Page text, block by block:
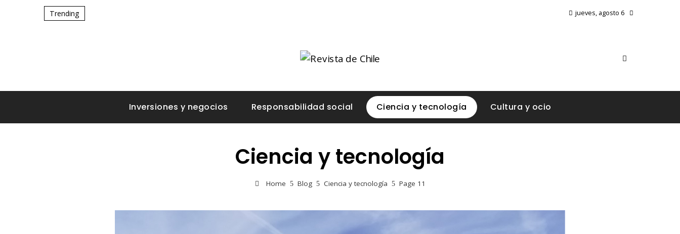
Trending jueves, agosto 6
Inversiones y negocios Responsabilidad social Ciencia y tecnología Cultura y ocio
Ciencia y tecnología
Home Blog Ciencia y tecnología Page 11